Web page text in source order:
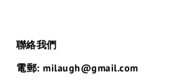
聯絡我們
電郵: milaugh@gmail.com